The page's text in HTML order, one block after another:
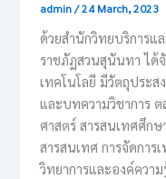
admin/24 March, 2023
ด้วยสำนักวิทยบริการแ
ราชภัฏสวนสุนันทา ได้
เทคโนโลยี มีวัตถุประ
และบทความวิชาการ
ศาสตร์ สารสนเทศศึก
สารสนเทศ การจัดการ
วิทยาการและองค์ควา